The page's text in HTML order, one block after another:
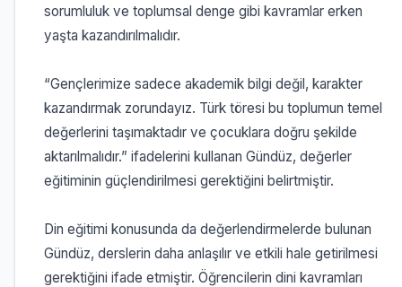
sorumluluk ve toplumsal denge gibi kavramlar erken
yaşta kazandırılmalıdır.
“Gençlerimize sadece akademik bilgi değil, karakter
kazandırmak zorundayız. Türk töresi bu toplumun temel
değerlerini taşımaktadır ve çocuklara doğru şekilde
aktarılmalıdır.” ifadelerini kullanan Gündüz, değerler
eğitiminin güçlendirilmesi gerektiğini belirtmiştir.
Din eğitimi konusunda da değerlendirmelerde bulunan
Gündüz, derslerin daha anlaşılır ve etkili hale getirilmesi
gerektiğini ifade etmiştir. Öğrencilerin dini kavramları